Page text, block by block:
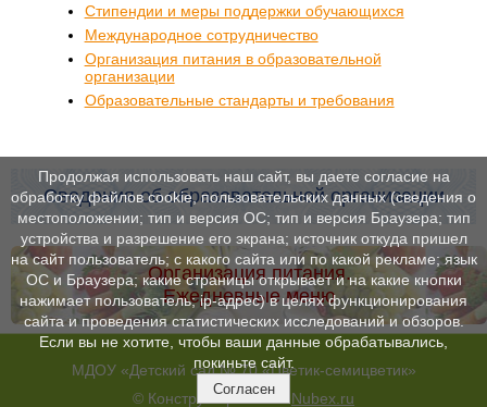
Стипендии и меры поддержки обучающихся
Международное сотрудничество
Организация питания в образовательной
организации
Образовательные стандарты и требования
Сведения об образовательной организации
Организация питания.
Ежедневные меню
МДОУ «Детский сад № 70 «Цветик-семицветик»
© Конструктор сайтовNubex.ru
Продолжая использовать наш сайт, вы даете согласие на
обработку файлов cookie, пользовательских данных (сведения о
местоположении; тип и версия ОС; тип и версия Браузера; тип
устройства и разрешение его экрана; источник откуда пришел
на сайт пользователь; с какого сайта или по какой рекламе; язык
ОС и Браузера; какие страницы открывает и на какие кнопки
нажимает пользователь; ip-адрес) в целях функционирования
сайта и проведения статистических исследований и обзоров.
Если вы не хотите, чтобы ваши данные обрабатывались,
покиньте сайт.
Согласен